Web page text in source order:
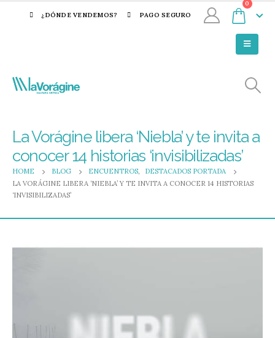
¿DÓNDE VENDEMOS? PAGO SEGURO
0
La Vorágine libera ‘Niebla’ y te invita a
conocer 14 historias ‘invisibilizadas’
HOME BLOG ENCUENTROS,
DESTACADOS PORTADA
LA VORÁGINE LIBERA ‘NIEBLA’ Y TE INVITA A CONOCER 14 HISTORIAS
‘INVISIBILIZADAS’